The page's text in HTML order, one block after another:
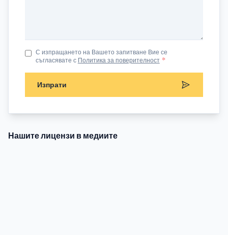
С изпращането на Вашето запитване Вие се
съгласявате с Политика за поверителност *
Изпрати
Нашите лицензи в медиите